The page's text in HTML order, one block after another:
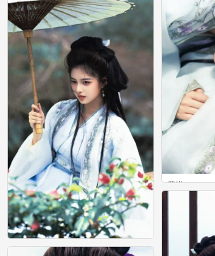
艾米
艾米